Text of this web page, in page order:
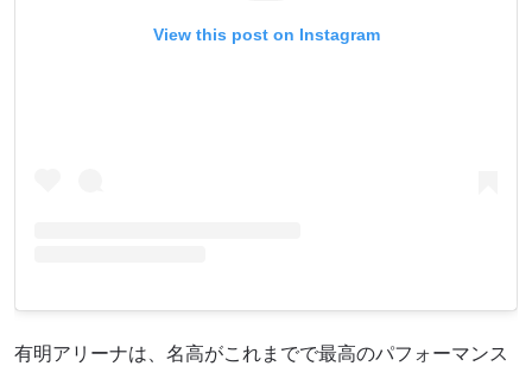
View this post on Instagram
有明アリーナは、名高がこれまでで最高のパフォーマンス